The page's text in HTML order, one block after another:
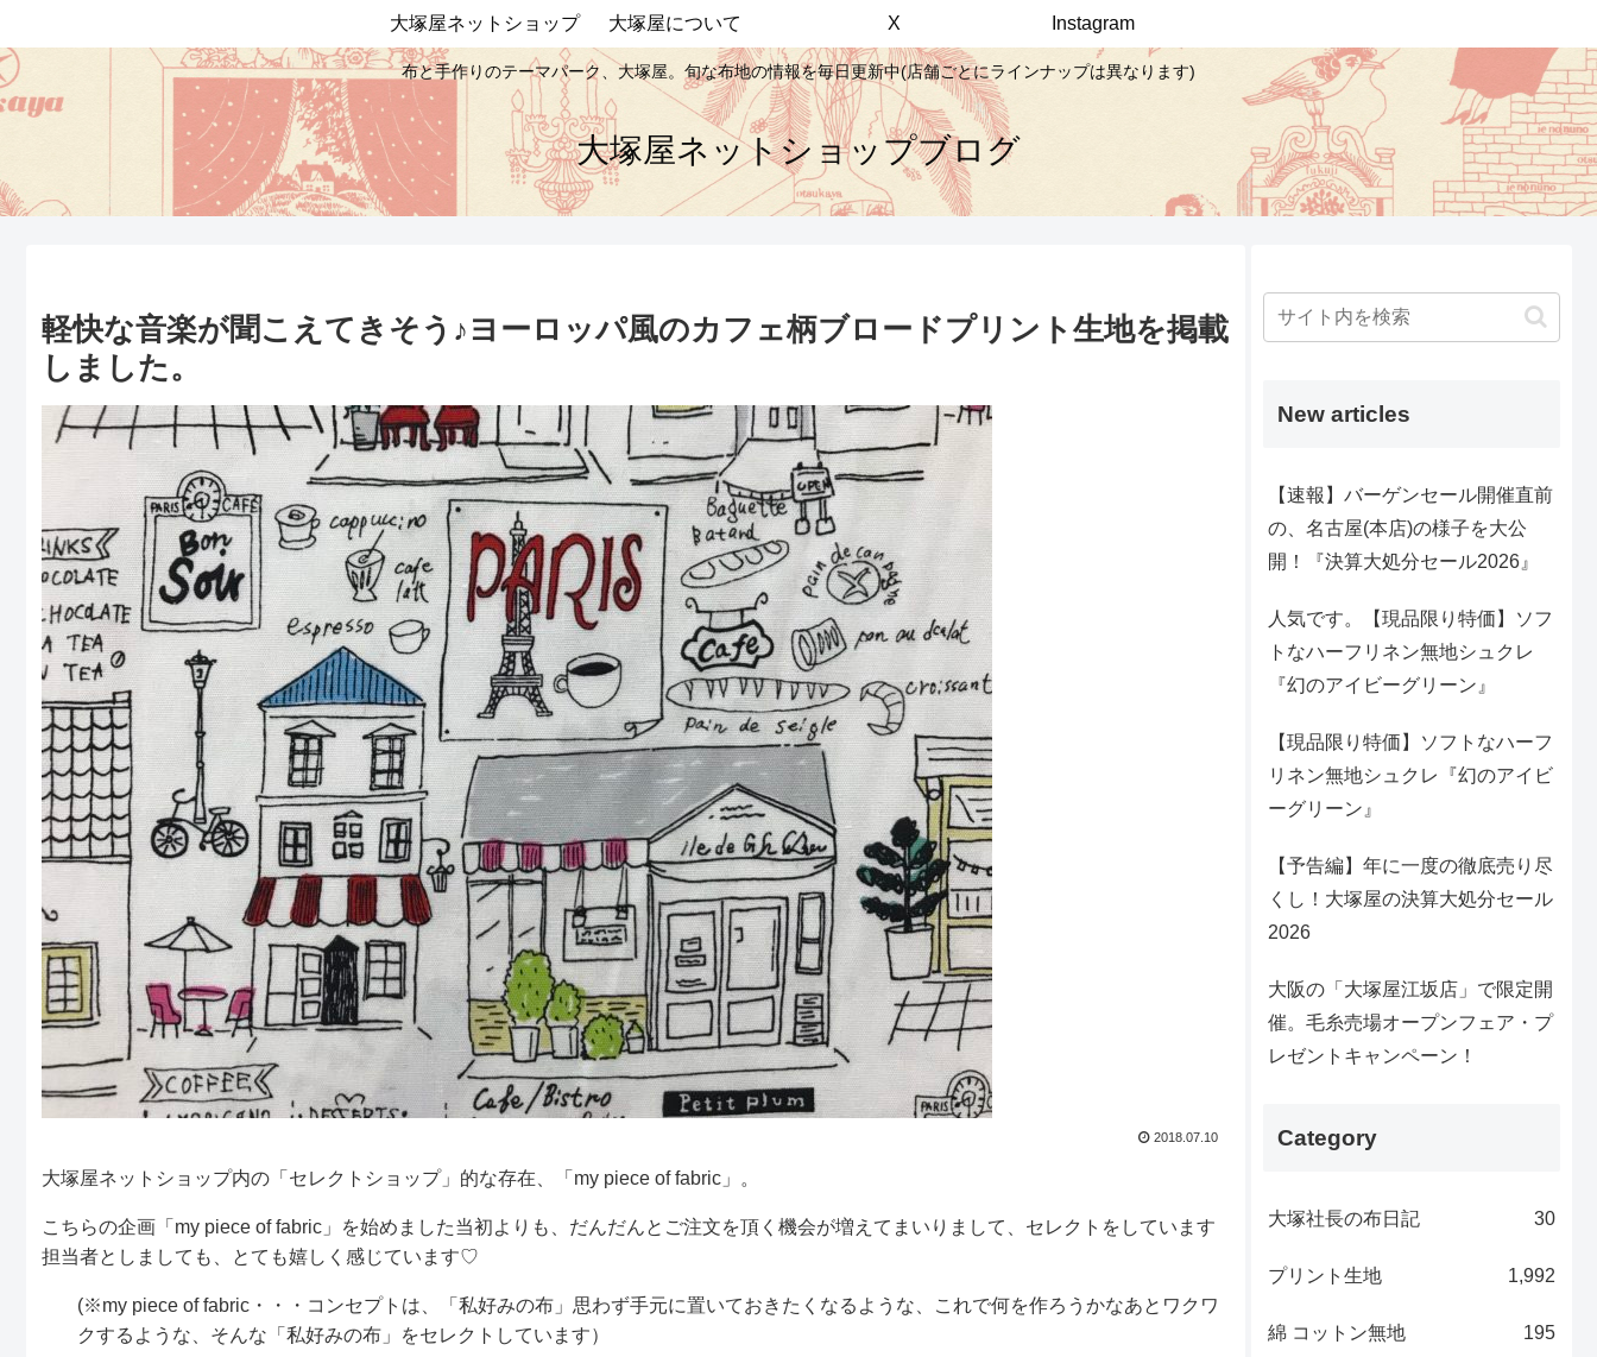
布と手作りのテーマパーク、大塚屋。旬な布地の情報を毎日更新中(店舗ごとにラインナップは異なります)
大塚屋ネットショップブログ
大塚屋ネットショップ 大塚屋について X Instagram
軽快な音楽が聞こえてきそう♪ヨーロッパ風のカフェ柄ブロードプリント生地を掲載
しました。
2018.07.10
大塚屋ネットショップ内の「セレクトショップ」的な存在、「my piece of fabric」。
こちらの企画「my piece of fabric」を始めました当初よりも、だんだんとご注文を頂く機会が増えてまいりまして、セレクトをしています
担当者としましても、とても嬉しく感じています♡
(※my piece of fabric・・・コンセプトは、「私好みの布」思わず手元に置いておきたくなるような、これで何を作ろうかなあとワクワ
クするような、そんな「私好みの布」をセレクトしています）
New articles
【速報】バーゲンセール開催直前
の、名古屋(本店)の様子を大公
開！『決算大処分セール2026』
人気です。【現品限り特価】ソフ
トなハーフリネン無地シュクレ
『幻のアイビーグリーン』
【現品限り特価】ソフトなハーフ
リネン無地シュクレ『幻のアイビ
ーグリーン』
【予告編】年に一度の徹底売り尽
くし！大塚屋の決算大処分セール
2026
大阪の「大塚屋江坂店」で限定開
催。毛糸売場オープンフェア・プ
レゼントキャンペーン！
Category
大塚社長の布日記 30
プリント生地 1,992
綿 コットン無地 195